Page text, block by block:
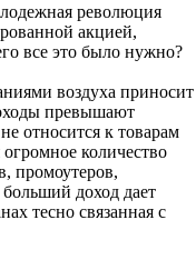
революция
акцией,
все это было нужно?
воздуха приносит
превышают
относится к товарам
количество
промоутеров,
доход дает
тесно связанная с